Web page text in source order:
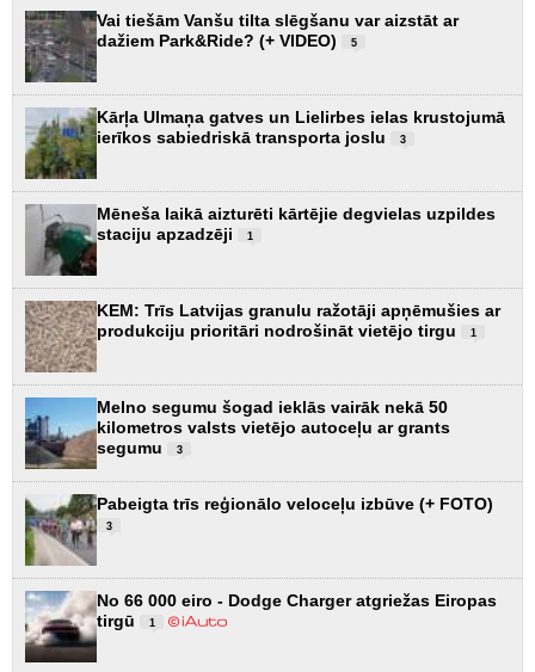
Vai tiešām Vanšu tilta slēgšanu var aizstāt ar
dažiem Park&Ride? (+ VIDEO)
5
Kārļa Ulmaņa gatves un Lielirbes ielas krustojumā
ierīkos sabiedriskā transporta joslu
3
Mēneša laikā aizturēti kārtējie degvielas uzpildes
staciju apzadzēji
1
KEM: Trīs Latvijas granulu ražotāji apņēmušies ar
produkciju prioritāri nodrošināt vietējo tirgu
1
Melno segumu šogad ieklās vairāk nekā 50
kilometros valsts vietējo autoceļu ar grants
segumu
3
Pabeigta trīs reģionālo veloceļu izbūve (+ FOTO)
3
No 66 000 eiro - Dodge Charger atgriežas Eiropas
tirgū
1